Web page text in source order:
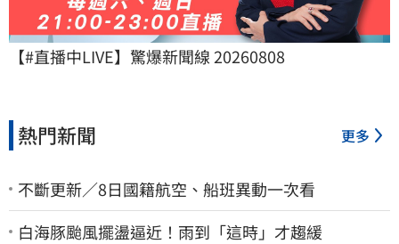
【#直播中LIVE】驚爆新聞線 20260808
熱門新聞 更多
不斷更新／8日國籍航空、船班異動一次看
白海豚颱風擺盪逼近！雨到「這時」才趨緩